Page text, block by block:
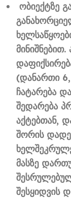
ობიექტზე
მინიშნებით.
(დანართი 6,
ჩატარება
შედარება
აქტებთან,
შორის
მასზე
შესყიდვის